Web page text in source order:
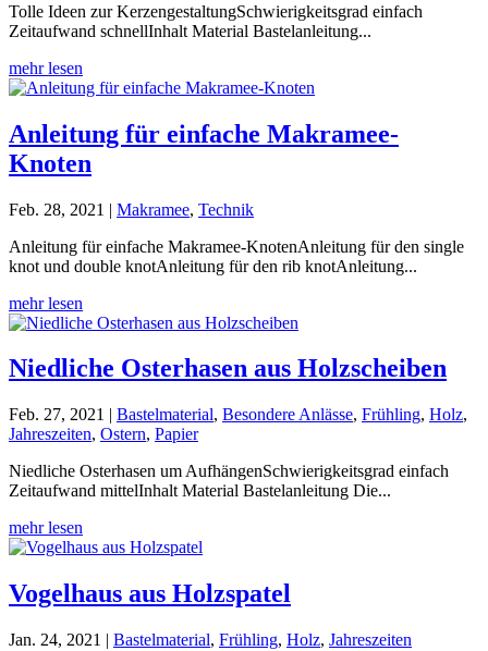
Tolle Ideen zur KerzengestaltungSchwierigkeitsgrad einfach
Zeitaufwand schnellInhalt Material Bastelanleitung...
mehr lesen
Anleitung für einfache Makramee-
Knoten
Feb. 28, 2021 | Makramee, Technik
Anleitung für einfache Makramee-KnotenAnleitung für den single
knot und double knotAnleitung für den rib knotAnleitung...
mehr lesen
Niedliche Osterhasen aus Holzscheiben
Feb. 27, 2021 | Bastelmaterial, Besondere Anlässe, Frühling, Holz,
Jahreszeiten, Ostern, Papier
Niedliche Osterhasen um AufhängenSchwierigkeitsgrad einfach
Zeitaufwand mittelInhalt Material Bastelanleitung Die...
mehr lesen
Vogelhaus aus Holzspatel
Jan. 24, 2021 | Bastelmaterial, Frühling, Holz, Jahreszeiten